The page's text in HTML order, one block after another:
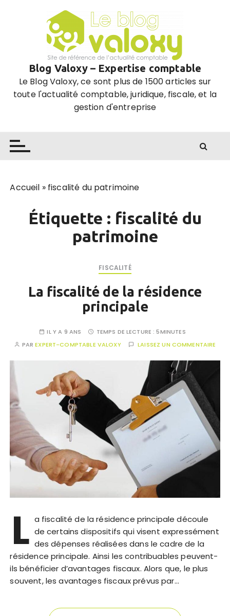
Blog Valoxy – Expertise comptable
Le Blog Valoxy, ce sont plus de 1500 articles sur
toute l'actualité comptable, juridique, fiscale, et la
gestion d'entreprise
Accueil » fiscalité du patrimoine
Étiquette : fiscalité du
patrimoine
FISCALITÉ
La fiscalité de la résidence
principale
IL Y A 9 ANS TEMPS DE LECTURE :5MINUTES
PAREXPERT-COMPTABLE VALOXY LAISSEZ UN COMMENTAIRE
L a fiscalité de la résidence principale découle
de certains dispositifs qui visent expressément
des dépenses réalisées dans le cadre de la
résidence principale. Ainsi les contribuables peuvent-
ils bénéficier d’avantages fiscaux. Alors que, le plus
souvent, les avantages fiscaux prévus par…